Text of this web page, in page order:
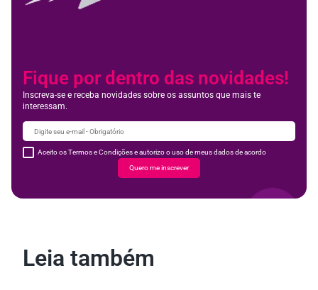
Fique por dentro das novidades!
Inscreva-se e receba novidades sobre os assuntos que mais te
interessam.
Aceito os Termos e Condições e autorizo o uso de meus dados de acordo
Quero me inscrever
Leia também